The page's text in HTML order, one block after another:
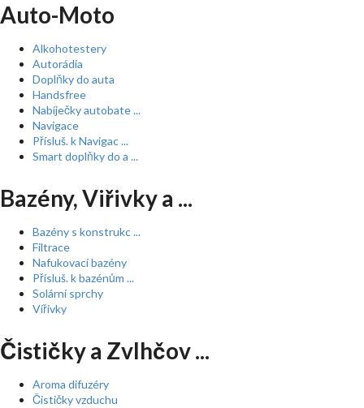
Auto-Moto
Alkohotestery
Autorádia
Doplňky do auta
Handsfree
Nabíječky autobate ...
Navigace
Přísluš. k Navigac ...
Smart doplňky do a ...
Bazény, Viřivky a ...
Bazény s konstrukc ...
Filtrace
Nafukovací bazény
Přísluš. k bazénům ...
Solární sprchy
Vířivky
Čističky a Zvlhčov ...
Aroma difuzéry
Čističky vzduchu